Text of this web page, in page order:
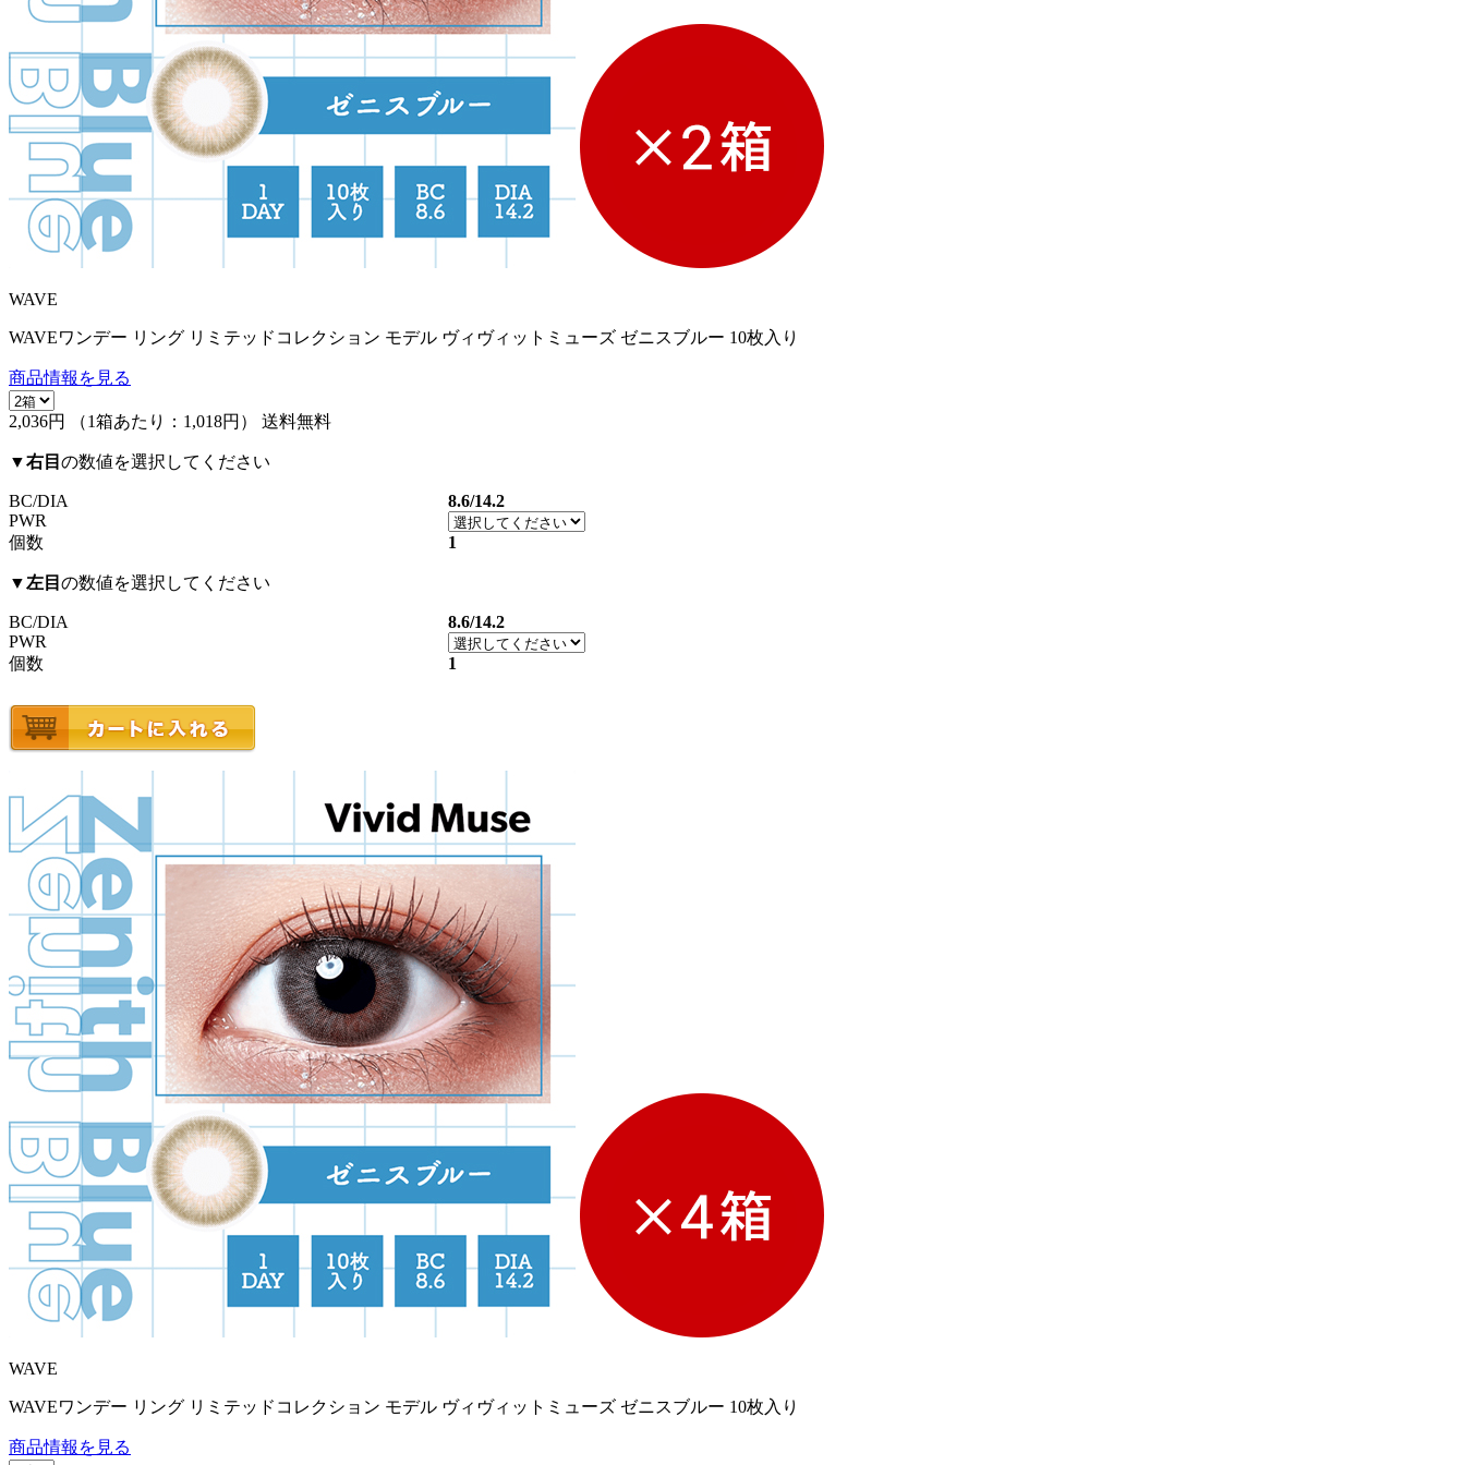
WAVE
WAVEワンデー リング リミテッドコレクション モデル ヴィヴィットミューズ ゼニスブルー 10枚入り
商品情報を見る
2,036円 （1箱あたり： 1,018円 ） 送料無料
▼右目 の数値を選択してください
BC/DIA
8.6/14.2
PWR
個数
1
▼左目 の数値を選択してください
BC/DIA
8.6/14.2
PWR
個数
1
WAVE
WAVEワンデー リング リミテッドコレクション モデル ヴィヴィットミューズ ゼニスブルー 10枚入り
商品情報を見る